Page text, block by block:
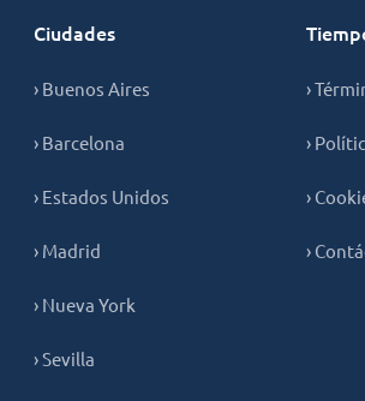
Ciudades
› Buenos Aires
› Barcelona
› Estados Unidos
› Madrid
› Nueva York
› Sevilla
›
›
›
›